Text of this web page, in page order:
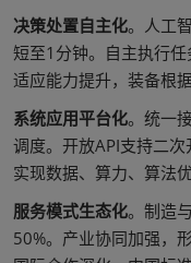
决策处置自主化。人工
短至1分钟。自主执行
适应能力提升，装备根
系统应用平台化。统一
调度。开放API支持二次
实现数据、算力、算法优
服务模式生态化。制造
50%。产业协同加强，